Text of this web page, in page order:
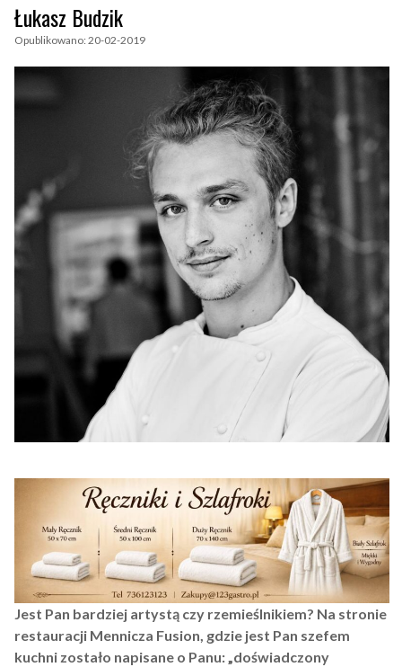
Łukasz Budzik
Opublikowano: 20-02-2019
Jest Pan bardziej artystą czy rzemieślnikiem? Na stronie
restauracji Mennicza Fusion, gdzie jest Pan szefem
kuchni zostało napisane o Panu: „doświadczony